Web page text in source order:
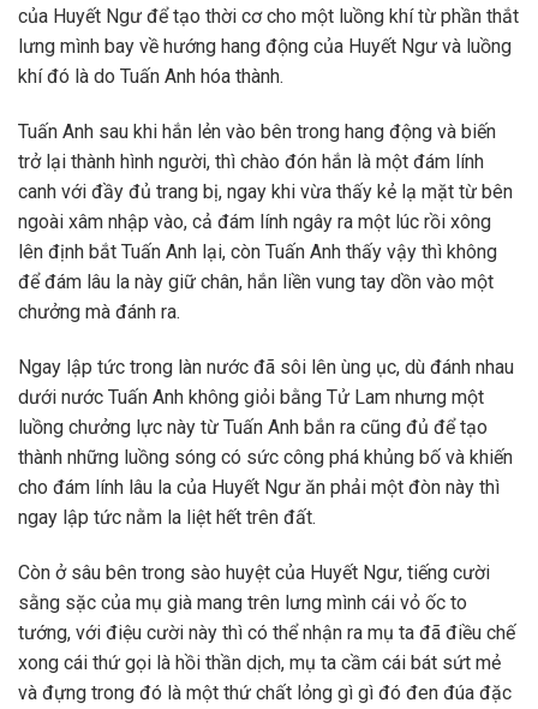
của Huyết Ngư để tạo thời cơ cho một luồng khí từ phần thắt
lưng mình bay về hướng hang động của Huyết Ngư và luồng
khí đó là do Tuấn Anh hóa thành.
Tuấn Anh sau khi hắn lẻn vào bên trong hang động và biến
trở lại thành hình người, thì chào đón hắn là một đám lính
canh với đầy đủ trang bị, ngay khi vừa thấy kẻ lạ mặt từ bên
ngoài xâm nhập vào, cả đám lính ngây ra một lúc rồi xông
lên định bắt Tuấn Anh lại, còn Tuấn Anh thấy vậy thì không
để đám lâu la này giữ chân, hắn liền vung tay dồn vào một
chưởng mà đánh ra.
Ngay lập tức trong làn nước đã sôi lên ùng ục, dù đánh nhau
dưới nước Tuấn Anh không giỏi bằng Tử Lam nhưng một
luồng chưởng lực này từ Tuấn Anh bắn ra cũng đủ để tạo
thành những luồng sóng có sức công phá khủng bố và khiến
cho đám lính lâu la của Huyết Ngư ăn phải một đòn này thì
ngay lập tức nằm la liệt hết trên đất.
Còn ở sâu bên trong sào huyệt của Huyết Ngư, tiếng cười
sằng sặc của mụ già mang trên lưng mình cái vỏ ốc to
tướng, với điệu cười này thì có thể nhận ra mụ ta đã điều chế
xong cái thứ gọi là hồi thần dịch, mụ ta cầm cái bát sứt mẻ
và đựng trong đó là một thứ chất lỏng gì gì đó đen đúa đặc